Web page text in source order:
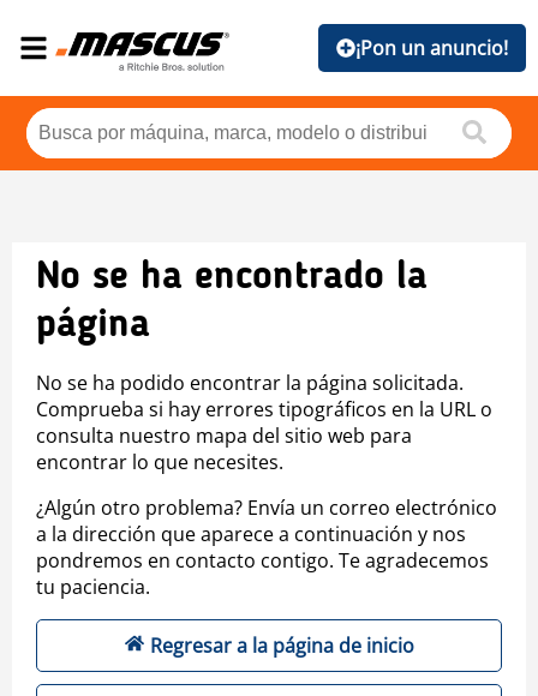
¡Pon un anuncio!
No se ha encontrado la
página
No se ha podido encontrar la página solicitada.
Comprueba si hay errores tipográficos en la URL o
consulta nuestro mapa del sitio web para
encontrar lo que necesites.
¿Algún otro problema? Envía un correo electrónico
a la dirección que aparece a continuación y nos
pondremos en contacto contigo. Te agradecemos
tu paciencia.
Regresar a la página de inicio